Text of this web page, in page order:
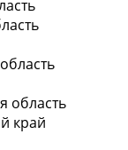
область
край